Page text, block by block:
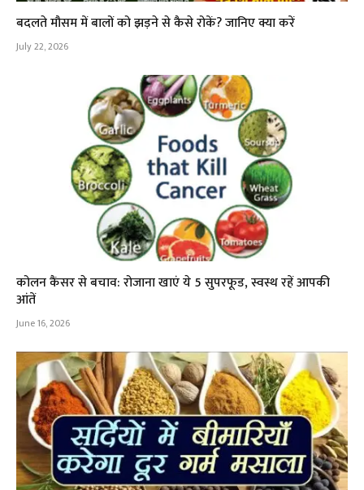
बदलते मौसम में बालों को झड़ने से कैसे रोकें? जानिए क्या करें
July 22, 2026
कोलन कैंसर से बचाव: रोजाना खाएं ये 5 सुपरफूड, स्वस्थ रहें आपकी
आंतें
June 16, 2026